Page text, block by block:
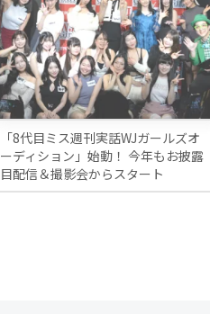
「8代目ミス週刊実話WJガールズオ
ーディション」始動！ 今年もお披露
目配信＆撮影会からスタート